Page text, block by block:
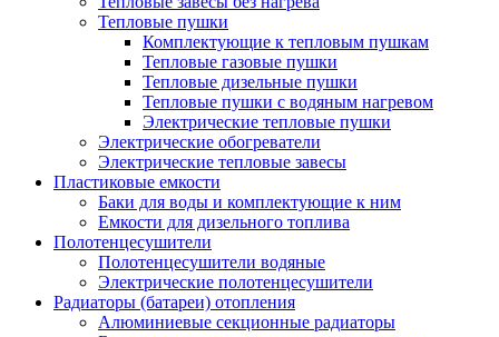
Тепловые пушки
Комплектующие к тепловым пушкам
Тепловые газовые пушки
Тепловые дизельные пушки
Тепловые пушки с водяным нагревом
Электрические тепловые пушки
Электрические обогреватели
Электрические тепловые завесы
Пластиковые емкости
Баки для воды и комплектующие к ним
Емкости для дизельного топлива
Полотенцесушители
Полотенцесушители водяные
Электрические полотенцесушители
Радиаторы (батареи) отопления
Алюминиевые секционные радиаторы